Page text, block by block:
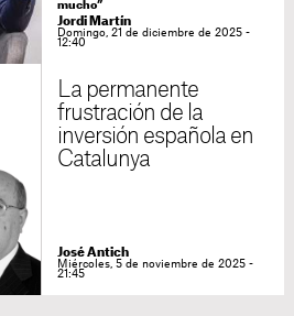
mucho”
Jordi Martín
Domingo, 21 de diciembre de 2025 -
12:40
La permanente
frustración de la
inversión española en
Catalunya
José Antich
Miércoles, 5 de noviembre de 2025 -
21:45